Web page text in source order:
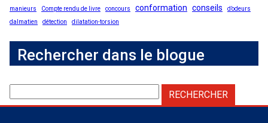
manieurs
Compte rendu de livre concours conformation conseils
d’odeurs
dalmatien
détection dilatation-torsion
Rechercher dans le blogue